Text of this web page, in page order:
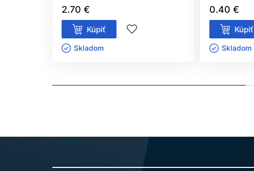
2.70 €
Kúpiť
Skladom ㅤ
0.40 €
Kúpiť
Skladom ㅤ